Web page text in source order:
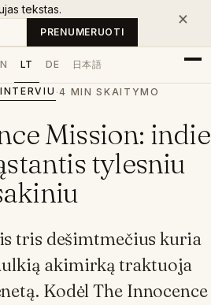
tekstas.
PRENUMERUOTI
×
LT DE 日本語
·4 MIN SKAITYMO
Mission: indie
tylesniu
tris dešimtmečius kuria
akimirką traktuoja
Kodėl The Innocence